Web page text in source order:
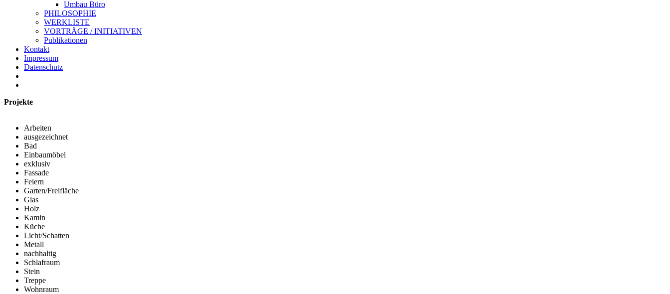
Umbau Büro
PHILOSOPHIE
WERKLISTE
VORTRÄGE / INITIATIVEN
Publikationen
Kontakt
Impressum
Datenschutz
Projekte
Arbeiten
ausgezeichnet
Bad
Einbaumöbel
exklusiv
Fassade
Feiern
Garten/Freifläche
Glas
Holz
Kamin
Küche
Licht/Schatten
Metall
nachhaltig
Schlafraum
Stein
Treppe
Wohnraum